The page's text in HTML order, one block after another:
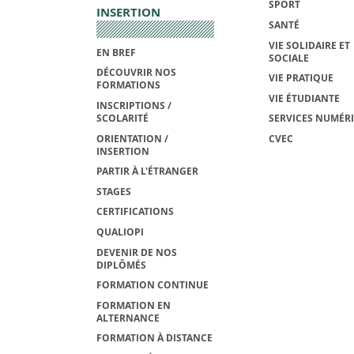
INSERTION
EN BREF
DÉCOUVRIR NOS
FORMATIONS
INSCRIPTIONS /
SCOLARITÉ
ORIENTATION /
INSERTION
PARTIR À L'ÉTRANGER
STAGES
CERTIFICATIONS
QUALIOPI
DEVENIR DE NOS
DIPLÔMÉS
FORMATION CONTINUE
FORMATION EN
ALTERNANCE
FORMATION À DISTANCE
SPORT
SANTÉ
VIE SOLIDAIRE ET
SOCIALE
VIE PRATIQUE
VIE ÉTUDIANTE
SERVICES
CVEC